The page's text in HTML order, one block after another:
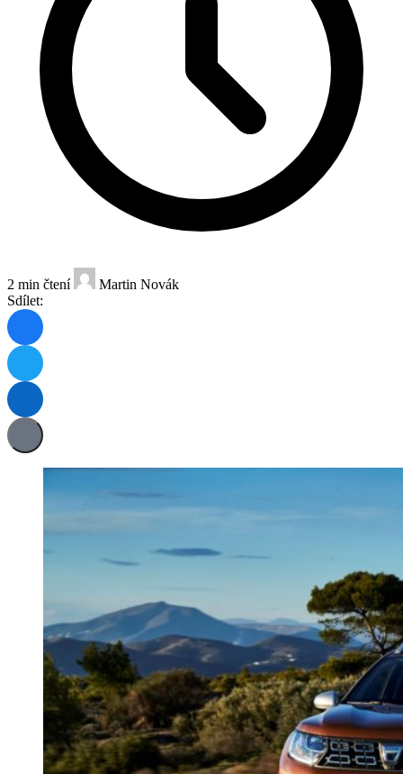
2 min čtení
Martin Novák
Sdílet: